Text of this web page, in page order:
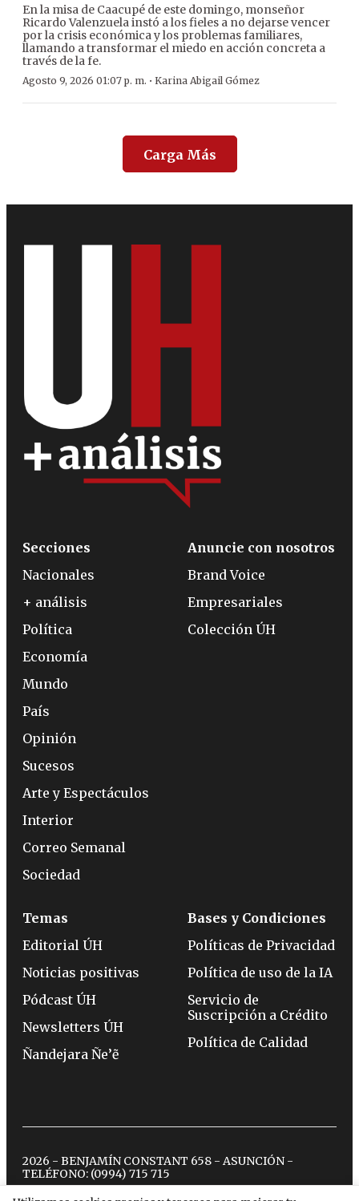
En la misa de Caacupé de este domingo, monseñor
Ricardo Valenzuela instó a los fieles a no dejarse vencer
por la crisis económica y los problemas familiares,
llamando a transformar el miedo en acción concreta a
través de la fe.
Agosto 9, 2026 01:07 p. m. · Karina Abigail Gómez
Carga Más
Secciones
Nacionales
+ análisis
Política
Economía
Mundo
País
Opinión
Sucesos
Arte y Espectáculos
Interior
Correo Semanal
Sociedad
Anuncie con nosotros
Brand Voice
Empresariales
Colección ÚH
Temas
Editorial ÚH
Noticias positivas
Pódcast ÚH
Newsletters ÚH
Ñandejara Ñe’ẽ
Bases y Condiciones
Políticas de Privacidad
Política de uso de la IA
Servicio de
Suscripción a Crédito
Política de Calidad
2026 - BENJAMÍN CONSTANT 658 - ASUNCIÓN -
TELÉFONO: (0994) 715 715